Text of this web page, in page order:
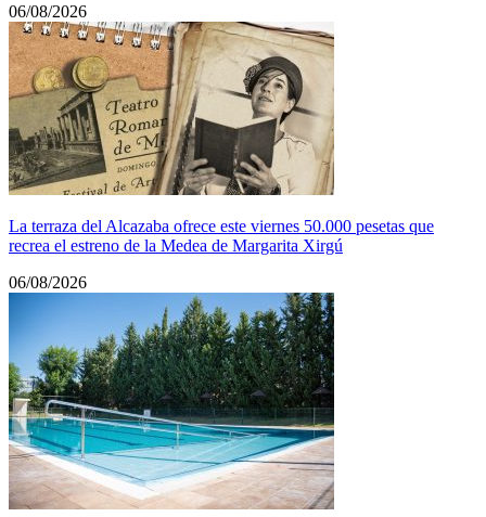
06/08/2026
La terraza del Alcazaba ofrece este viernes 50.000 pesetas que
recrea el estreno de la Medea de Margarita Xirgú
06/08/2026